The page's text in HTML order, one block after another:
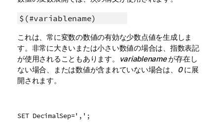
$(#variablename)
これは、常に変数の数値の有効な少数点値を生成しま
す。非常に大きいまたは小さい数値の場合は、指数表記
が使用されることもあります。
variablenameが存在し
ない場合、または数値が含まれていない場合は、
0に展
開されます。
SET DecimalSep=',';